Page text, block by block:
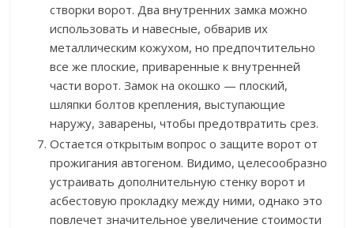
створки ворот. Два внутренних замка можно
использовать и навесные, обварив их
металлическим кожухом, но предпочтительно
все же плоские, приваренные к внутренней
части ворот. Замок на окошко — плоский,
шляпки болтов крепления, выступающие
наружу, заварены, чтобы предотвратить срез.
Остается открытым вопрос о защите ворот от
прожигания автогеном. Видимо, целесообразно
устраивать дополнительную стенку ворот и
асбестовую прокладку между ними, однако это
повлечет значительное увеличение стоимости